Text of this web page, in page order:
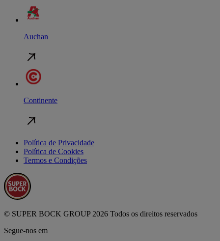
Auchan
Continente
Política de Privacidade
Política de Cookies
Termos e Condições
© SUPER BOCK GROUP 2026 Todos os direitos reservados
Segue-nos em